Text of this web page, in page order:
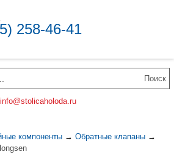
258-46-41
info@stolicaholoda.ru
компоненты → Обратные клапаны →